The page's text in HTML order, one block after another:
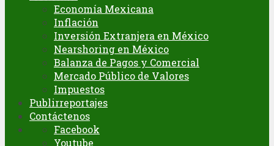
Economía Mexicana
Inflación
Inversión Extranjera en México
Nearshoring en México
Balanza de Pagos y Comercial
Mercado Público de Valores
Impuestos
Publirreportajes
Contáctenos
Facebook
Youtube